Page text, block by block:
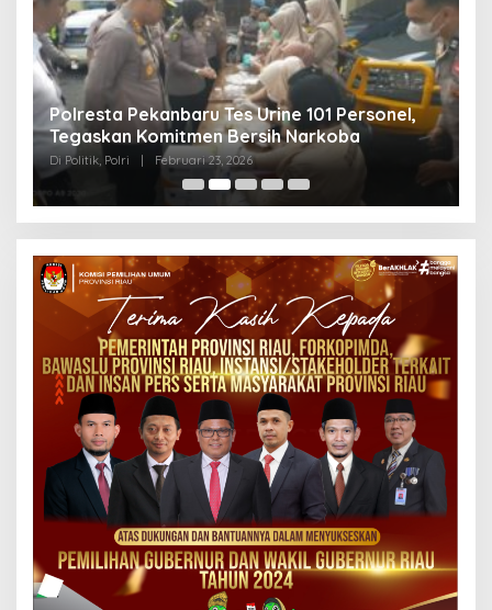
Polresta Pekanbaru Tes Urine 101 Personel,
Tegaskan Komitmen Bersih Narkoba
Di Politik, Polri Februari 23, 2026